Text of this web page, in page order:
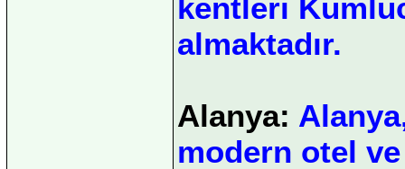
kentleri
almaktadır.
Alanya:
modern otel ve